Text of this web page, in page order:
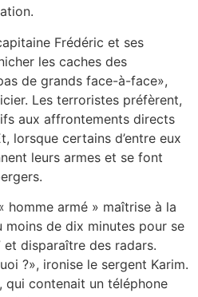
Frédéric et ses
les caches des
de grands face-à-face»,
Les terroristes préfèrent,
aux affrontements directs
lorsque certains d’entre eux
leurs armes et se font
homme armé » maîtrise à la
de dix minutes pour se
disparaître des radars.
?», ironise le sergent Karim.
qui contenait un téléphone